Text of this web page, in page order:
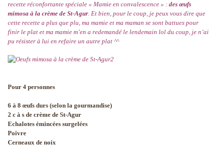
recette réconfortante spéciale « Mamie en convalescence » : des œufs
mimosa à la crème de St-Agur. Et bien, pour le coup, je peux vous dire que
cette recette a plus que plu, ma mamie et ma maman se sont battues pour
finir le plat et ma mamie m’en a redemandé le lendemain lol du coup, je n’ai
pu résister à lui en refaire un autre plat ^^
Pour 4 personnes
6 à 8 œufs durs (selon la gourmandise)
2 c à s de crème de St-Agur
Echalotes émincées surgelées
Poivre
Cerneaux de noix